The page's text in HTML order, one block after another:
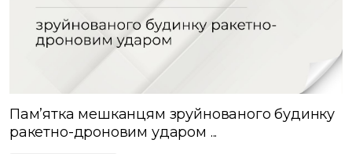
Памʼятка мешканцям зруйнованого будинку
ракетно-дроновим ударом ...